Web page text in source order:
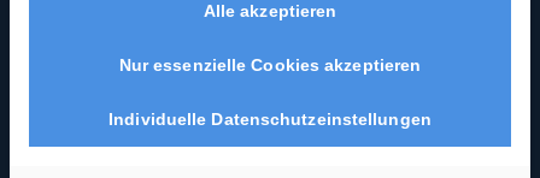
Joch mit
Rücken-
Alle akzeptieren
Nur essenzielle Cookies akzeptieren
Individuelle Datenschutzeinstellungen